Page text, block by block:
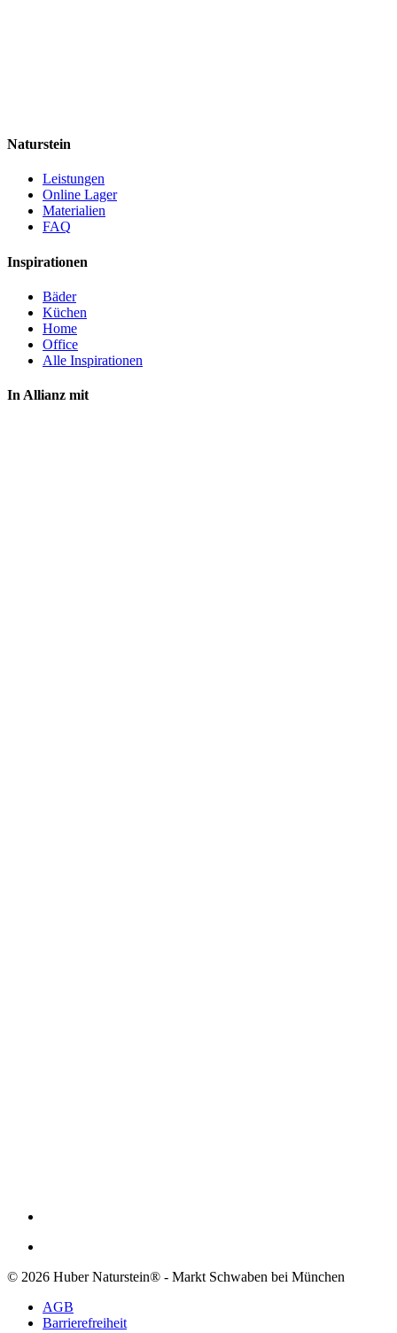
Naturstein
Leistungen
Online Lager
Materialien
FAQ
Inspirationen
Bäder
Küchen
Home
Office
Alle Inspirationen
In Allianz mit
© 2026 Huber Naturstein® - Markt Schwaben bei München
AGB
Barrierefreiheit